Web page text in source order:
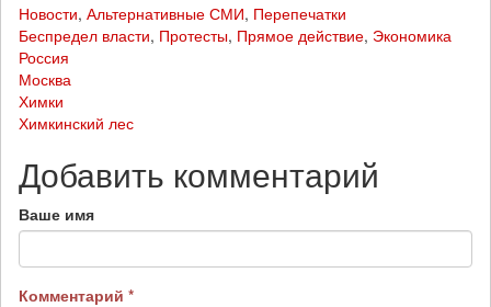
Новости, Альтернативные СМИ, Перепечатки
Беспредел власти, Протесты, Прямое действие, Экономика
Россия
Москва
Химки
Химкинский лес
Добавить комментарий
Ваше имя
Комментарий *